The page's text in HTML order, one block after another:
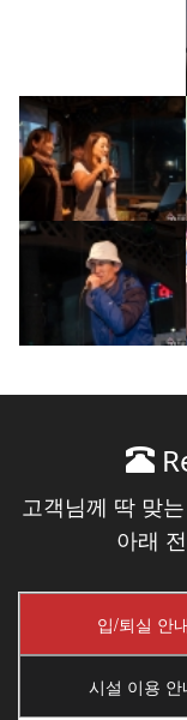
고객님께 딱 맞
아래
입/퇴실 안내
시설 이용 안